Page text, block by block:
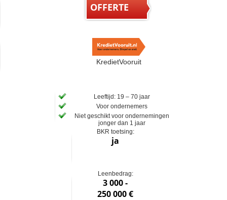
OFFERTE
KredietVooruit
Leeftijd: 19 – 70 jaar
Voor ondernemers
Niet geschikt voor ondernemingen
jonger dan 1 jaar
BKR toetsing:
ja
Leenbedrag:
3 000 -
250 000 €